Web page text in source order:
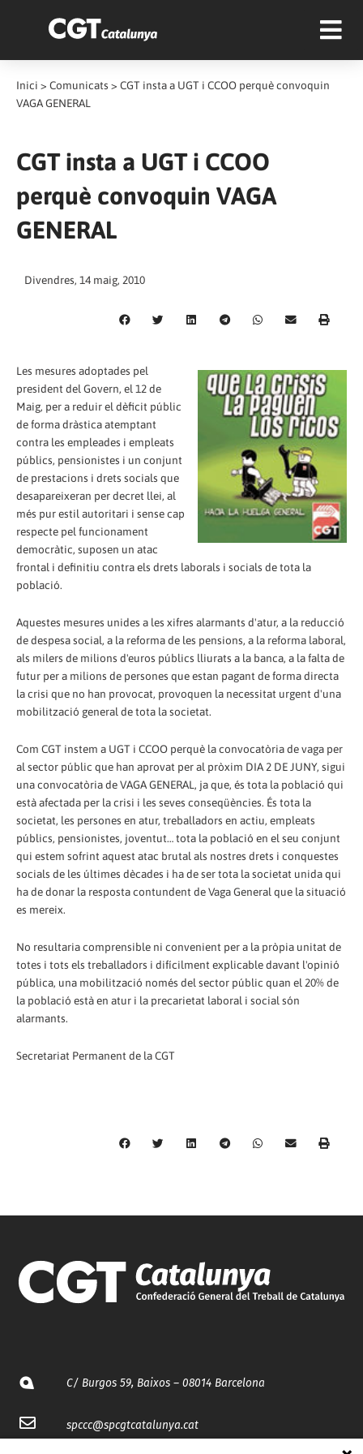
Inici > Comunicats > CGT insta a UGT i CCOO perquè convoquin
VAGA GENERAL
CGT insta a UGT i CCOO
perquè convoquin VAGA
GENERAL
Divendres, 14 maig, 2010
Les mesures adoptades pel
president del Govern, el 12 de
Maig, per a reduir el dèficit públic
de forma dràstica atemptant
contra les empleades i empleats
públics, pensionistes i un conjunt
de prestacions i drets socials que
desapareixeran per decret llei, al
més pur estil autoritari i sense cap
respecte pel funcionament
democràtic, suposen un atac
frontal i definitiu contra els drets laborals i socials de tota la
població.
Aquestes mesures unides a les xifres alarmants d'atur, a la reducció
de despesa social, a la reforma de les pensions, a la reforma laboral,
als milers de milions d'euros públics lliurats a la banca, a la falta de
futur per a milions de persones que estan pagant de forma directa
la crisi que no han provocat, provoquen la necessitat urgent d'una
mobilització general de tota la societat.
Com CGT instem a UGT i CCOO perquè la convocatòria de vaga per
al sector públic que han aprovat per al pròxim DIA 2 DE JUNY, sigui
una convocatòria de VAGA GENERAL, ja que, és tota la població qui
està afectada per la crisi i les seves conseqüències. És tota la
societat, les persones en atur, treballadors en actiu, empleats
públics, pensionistes, joventut… tota la població en el seu conjunt
qui estem sofrint aquest atac brutal als nostres drets i conquestes
socials de les últimes dècades i ha de ser tota la societat unida qui
ha de donar la resposta contundent de Vaga General que la situació
es mereix.
No resultaria comprensible ni convenient per a la pròpia unitat de
totes i tots els treballadors i difícilment explicable davant l'opinió
pública, una mobilització només del sector públic quan el 20% de
la població està en atur i la precarietat laboral i social són
alarmants.
Secretariat Permanent de la CGT
C/ Burgos 59, Baixos – 08014 Barcelona
spccc@spcgtcatalunya.cat